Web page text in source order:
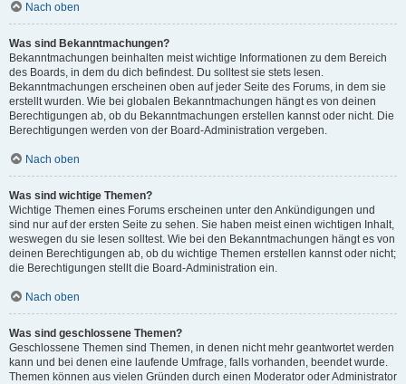
Nach oben
Was sind Bekanntmachungen?
Bekanntmachungen beinhalten meist wichtige Informationen zu dem Bereich
des Boards, in dem du dich befindest. Du solltest sie stets lesen.
Bekanntmachungen erscheinen oben auf jeder Seite des Forums, in dem sie
erstellt wurden. Wie bei globalen Bekanntmachungen hängt es von deinen
Berechtigungen ab, ob du Bekanntmachungen erstellen kannst oder nicht. Die
Berechtigungen werden von der Board-Administration vergeben.
Nach oben
Was sind wichtige Themen?
Wichtige Themen eines Forums erscheinen unter den Ankündigungen und
sind nur auf der ersten Seite zu sehen. Sie haben meist einen wichtigen Inhalt,
weswegen du sie lesen solltest. Wie bei den Bekanntmachungen hängt es von
deinen Berechtigungen ab, ob du wichtige Themen erstellen kannst oder nicht;
die Berechtigungen stellt die Board-Administration ein.
Nach oben
Was sind geschlossene Themen?
Geschlossene Themen sind Themen, in denen nicht mehr geantwortet werden
kann und bei denen eine laufende Umfrage, falls vorhanden, beendet wurde.
Themen können aus vielen Gründen durch einen Moderator oder Administrator